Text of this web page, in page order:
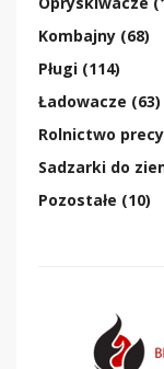
Kombajny (68)
Pługi (114)
Ładowacze (63)
Rolnictwo
Sadzarki do
Pozostałe (10)